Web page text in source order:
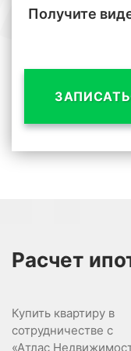
Получите
Расчет
Купить квартиру в
сотрудничестве с
«Атлас